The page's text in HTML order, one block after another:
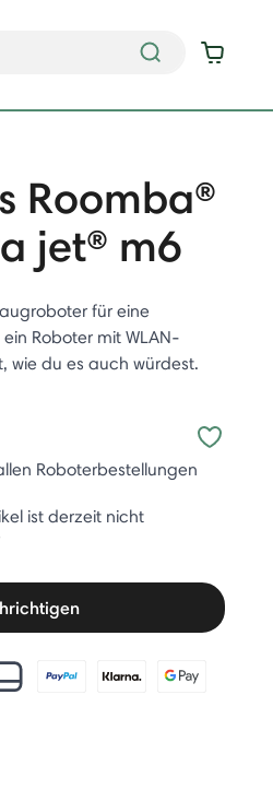
Roomba®
jet® m6
für eine
Roboter mit WLAN-
wie du es auch würdest.
Roboterbestellungen
ist derzeit nicht